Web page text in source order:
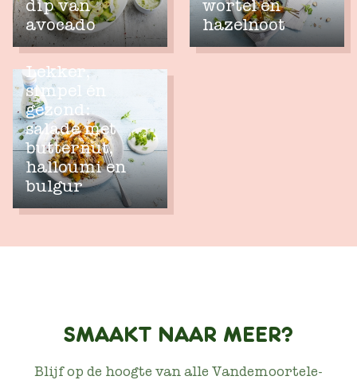
dip van
avocado
wortel en
hazelnoot
Lekker,
simpel én
gezond:
salade met
butternut,
halloumi en
bulgur
SMAAKT NAAR MEER?
Blijf op de hoogte van alle Vandemoortele-